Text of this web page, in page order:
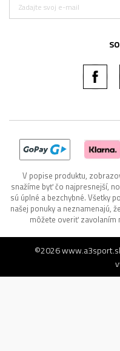
V popise produktu,
snažíme byť čo najpresnejší,
sú úplné a bezchybné. Všetky
našej ponuky a neznamenajú,
môžete overiť zavolaním
©2026